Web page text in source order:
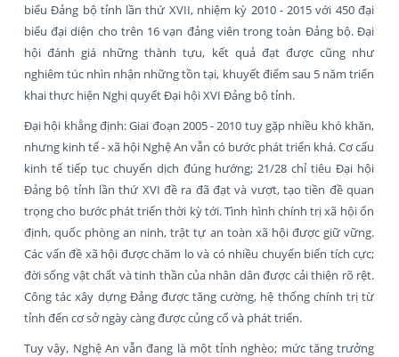
biểu Đảng bộ tỉnh lần thứ XVII, nhiệm kỳ 2010 - 2015 với 450 đại
biểu đại diện cho trên 16 vạn đảng viên trong toàn Đảng bộ. Đại
hội đánh giá những thành tựu, kết quả đạt được cũng như
nghiêm túc nhìn nhận những tồn tại, khuyết điểm sau 5 năm triển
khai thực hiện Nghị quyết Đại hội XVI Đảng bộ tỉnh.
Đại hội khẳng định: Giai đoạn 2005 - 2010 tuy gặp nhiều khó khăn,
nhưng kinh tế - xã hội Nghệ An vẫn có bước phát triển khá. Cơ cấu
kinh tế tiếp tục chuyển dịch đúng hướng; 21/28 chỉ tiêu Đại hội
Đảng bộ tỉnh lần thứ XVI đề ra đã đạt và vượt, tạo tiền đề quan
trọng cho bước phát triển thời kỳ tới. Tình hình chính trị xã hội ổn
định, quốc phòng an ninh, trật tự an toàn xã hội được giữ vững.
Các vấn đề xã hội được chăm lo và có nhiều chuyển biến tích cực;
đời sống vật chất và tinh thần của nhân dân được cải thiện rõ rệt.
Công tác xây dựng Đảng được tăng cường, hệ thống chính trị từ
tỉnh đến cơ sở ngày càng được củng cố và phát triển.
Tuy vậy, Nghệ An vẫn đang là một tỉnh nghèo; mức tăng trưởng